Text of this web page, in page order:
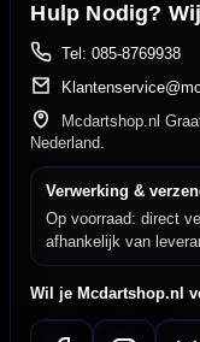
Hulp Nodig?
Tel: 085-8769938
Mcdartshop.nl
Nederland.
Verwerking &
Op voorraad: direct
afhankelijk van
Wil je Mcdartshop.nl